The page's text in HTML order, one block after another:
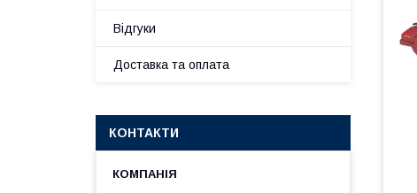
Відгуки
Доставка та оплата
КОНТАКТИ